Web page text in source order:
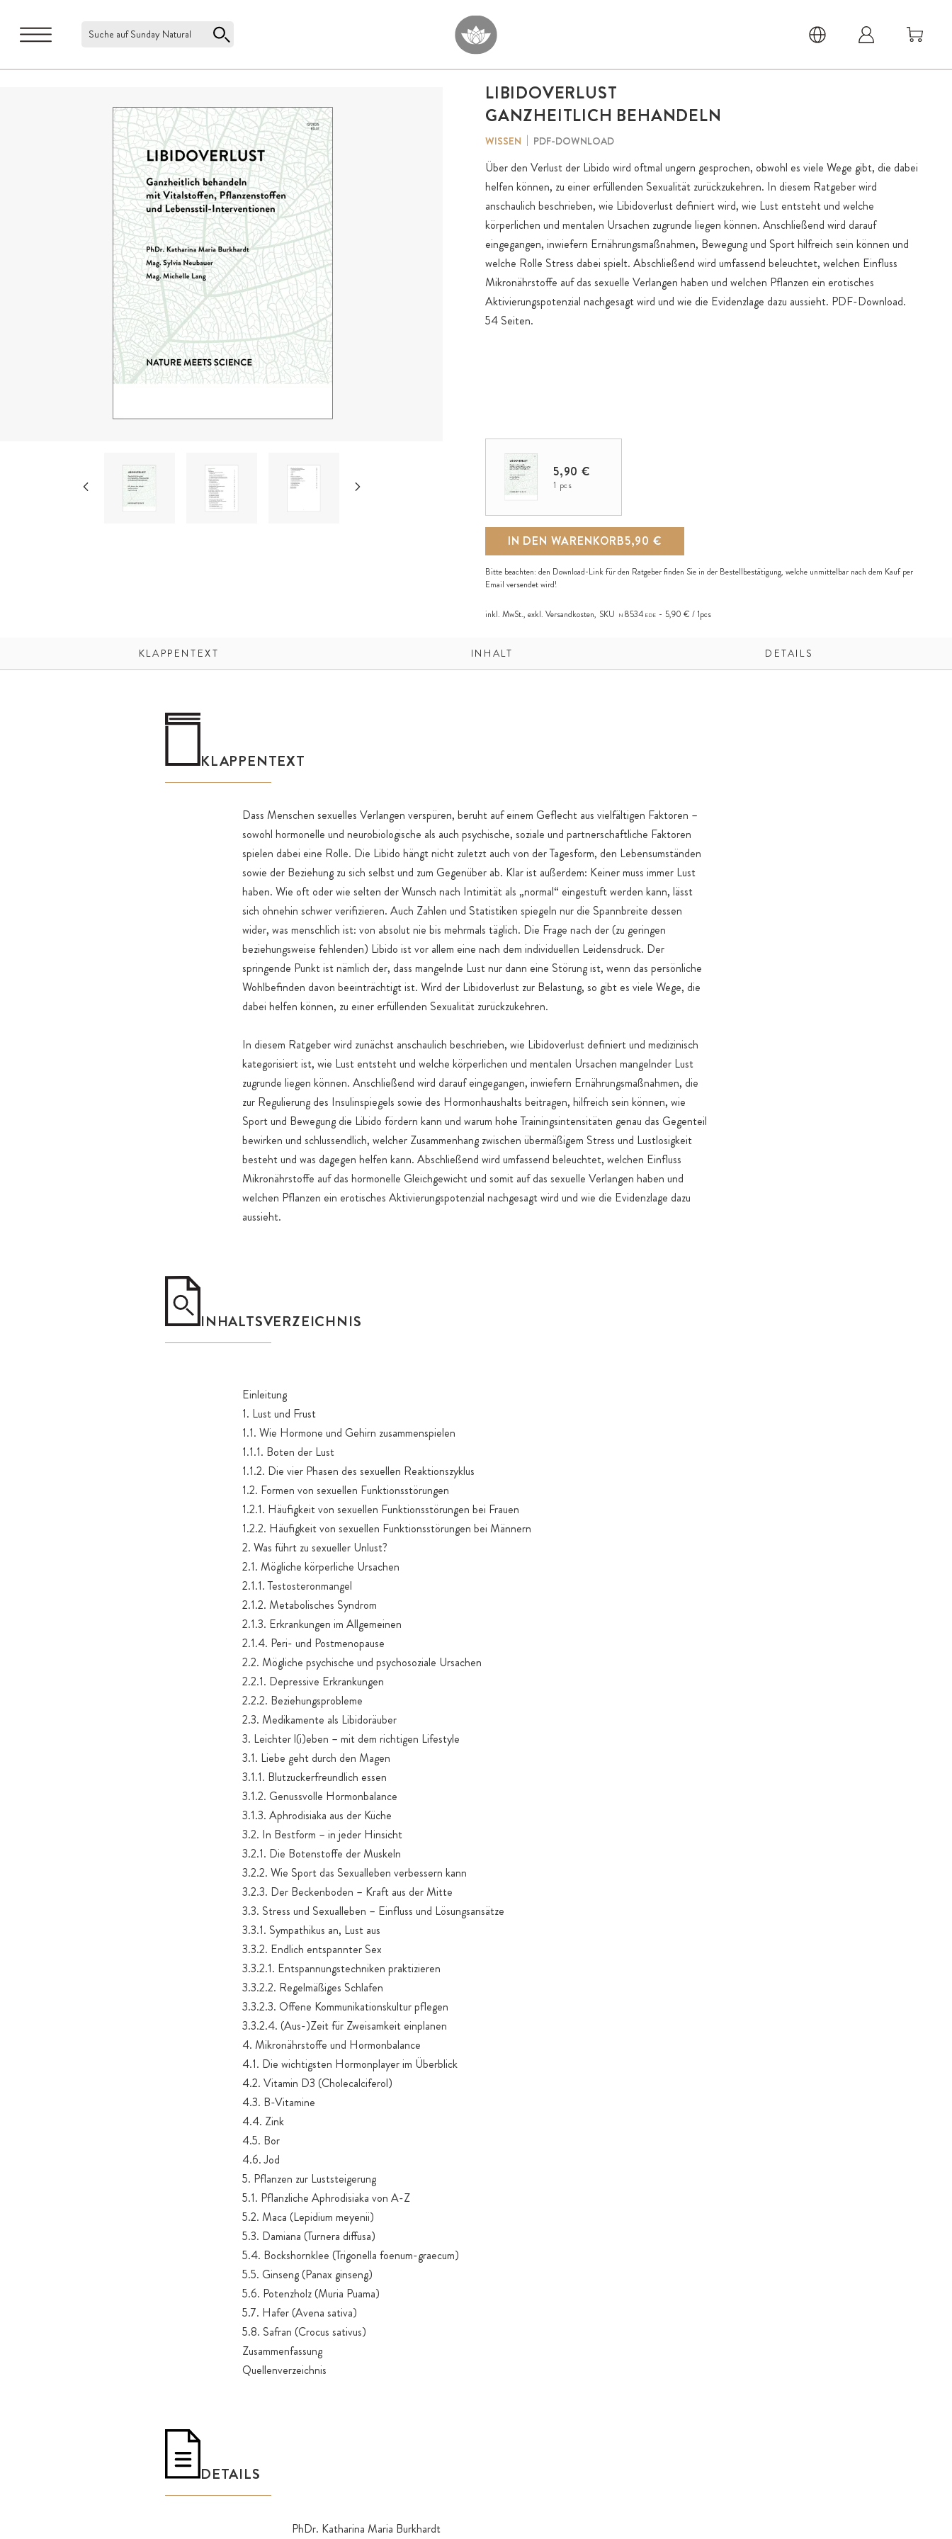
Suche auf Sunday Natural
LIBIDOVERLUST
GANZHEITLICH BEHANDELN
WISSEN PDF-DOWNLOAD
Über den Verlust der Libido wird oftmal ungern gesprochen, obwohl es viele Wege gibt, die dabei
helfen können, zu einer erfüllenden Sexualität zurückzukehren. In diesem Ratgeber wird
anschaulich beschrieben, wie Libidoverlust definiert wird, wie Lust entsteht und welche
körperlichen und mentalen Ursachen zugrunde liegen können. Anschließend wird darauf
eingegangen, inwiefern Ernährungsmaßnahmen, Bewegung und Sport hilfreich sein können und
welche Rolle Stress dabei spielt. Abschließend wird umfassend beleuchtet, welchen Einfluss
Mikronährstoffe auf das sexuelle Verlangen haben und welchen Pflanzen ein erotisches
Aktivierungspotenzial nachgesagt wird und wie die Evidenzlage dazu aussieht. PDF-Download.
54 Seiten.
5,90 €
1 pcs
IN DEN WARENKORB5,90 €
Bitte beachten: den Download-Link für den Ratgeber finden Sie in der Bestellbestätigung, welche unmittelbar nach dem Kauf per
Email versendet wird!
inkl. MwSt., exkl. Versandkosten, SKU N 8534 EDE 5,90 € / 1pcs
KLAPPENTEXT INHALT DETAILS
KLAPPENTEXT
Dass Menschen sexuelles Verlangen verspüren, beruht auf einem Geflecht aus vielfältigen Faktoren –
sowohl hormonelle und neurobiologische als auch psychische, soziale und partnerschaftliche Faktoren
spielen dabei eine Rolle. Die Libido hängt nicht zuletzt auch von der Tagesform, den Lebensumständen
sowie der Beziehung zu sich selbst und zum Gegenüber ab. Klar ist außerdem: Keiner muss immer Lust
haben. Wie oft oder wie selten der Wunsch nach Intimität als „normal“ eingestuft werden kann, lässt
sich ohnehin schwer verifizieren. Auch Zahlen und Statistiken spiegeln nur die Spannbreite dessen
wider, was menschlich ist: von absolut nie bis mehrmals täglich. Die Frage nach der (zu geringen
beziehungsweise fehlenden) Libido ist vor allem eine nach dem individuellen Leidensdruck. Der
springende Punkt ist nämlich der, dass mangelnde Lust nur dann eine Störung ist, wenn das persönliche
Wohlbefinden davon beeinträchtigt ist. Wird der Libidoverlust zur Belastung, so gibt es viele Wege, die
dabei helfen können, zu einer erfüllenden Sexualität zurückzukehren.
In diesem Ratgeber wird zunächst anschaulich beschrieben, wie Libidoverlust definiert und medizinisch
kategorisiert ist, wie Lust entsteht und welche körperlichen und mentalen Ursachen mangelnder Lust
zugrunde liegen können. Anschließend wird darauf eingegangen, inwiefern Ernährungsmaßnahmen, die
zur Regulierung des Insulinspiegels sowie des Hormonhaushalts beitragen, hilfreich sein können, wie
Sport und Bewegung die Libido fördern kann und warum hohe Trainingsintensitäten genau das Gegenteil
bewirken und schlussendlich, welcher Zusammenhang zwischen übermäßigem Stress und Lustlosigkeit
besteht und was dagegen helfen kann. Abschließend wird umfassend beleuchtet, welchen Einfluss
Mikronährstoffe auf das hormonelle Gleichgewicht und somit auf das sexuelle Verlangen haben und
welchen Pflanzen ein erotisches Aktivierungspotenzial nachgesagt wird und wie die Evidenzlage dazu
aussieht.
INHALTSVERZEICHNIS
Einleitung
1. Lust und Frust
1.1. Wie Hormone und Gehirn zusammenspielen
1.1.1. Boten der Lust
1.1.2. Die vier Phasen des sexuellen Reaktionszyklus
1.2. Formen von sexuellen Funktionsstörungen
1.2.1. Häufigkeit von sexuellen Funktionsstörungen bei Frauen
1.2.2. Häufigkeit von sexuellen Funktionsstörungen bei Männern
2. Was führt zu sexueller Unlust?
2.1. Mögliche körperliche Ursachen
2.1.1. Testosteronmangel
2.1.2. Metabolisches Syndrom
2.1.3. Erkrankungen im Allgemeinen
2.1.4. Peri- und Postmenopause
2.2. Mögliche psychische und psychosoziale Ursachen
2.2.1. Depressive Erkrankungen
2.2.2. Beziehungsprobleme
2.3. Medikamente als Libidoräuber
3. Leichter l(i)eben – mit dem richtigen Lifestyle
3.1. Liebe geht durch den Magen
3.1.1. Blutzuckerfreundlich essen
3.1.2. Genussvolle Hormonbalance
3.1.3. Aphrodisiaka aus der Küche
3.2. In Bestform – in jeder Hinsicht
3.2.1. Die Botenstoffe der Muskeln
3.2.2. Wie Sport das Sexualleben verbessern kann
3.2.3. Der Beckenboden – Kraft aus der Mitte
3.3. Stress und Sexualleben – Einfluss und Lösungsansätze
3.3.1. Sympathikus an, Lust aus
3.3.2. Endlich entspannter Sex
3.3.2.1. Entspannungstechniken praktizieren
3.3.2.2. Regelmäßiges Schlafen
3.3.2.3. Offene Kommunikationskultur pflegen
3.3.2.4. (Aus-)Zeit für Zweisamkeit einplanen
4. Mikronährstoffe und Hormonbalance
4.1. Die wichtigsten Hormonplayer im Überblick
4.2. Vitamin D3 (Cholecalciferol)
4.3. B-Vitamine
4.4. Zink
4.5. Bor
4.6. Jod
5. Pflanzen zur Luststeigerung
5.1. Pflanzliche Aphrodisiaka von A-Z
5.2. Maca (Lepidium meyenii)
5.3. Damiana (Turnera diffusa)
5.4. Bockshornklee (Trigonella foenum-graecum)
5.5. Ginseng (Panax ginseng)
5.6. Potenzholz (Muria Puama)
5.7. Hafer (Avena sativa)
5.8. Safran (Crocus sativus)
Zusammenfassung
Quellenverzeichnis
DETAILS
PhDr. Katharina Maria Burkhardt